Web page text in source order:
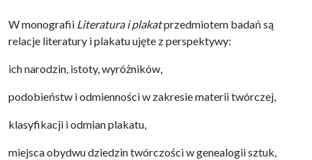
W monografii Literatura i plakatprzedmiotem badań są
relacje literatury i plakatu ujęte z perspektywy:
ich narodzin, istoty, wyróżników,
podobieństw i odmienności w zakresie materii twórczej,
klasyfikacji i odmian plakatu,
miejsca obydwu dziedzin twórczości w genealogii sztuk,